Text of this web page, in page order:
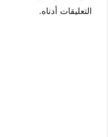
التعليقات أدناه.